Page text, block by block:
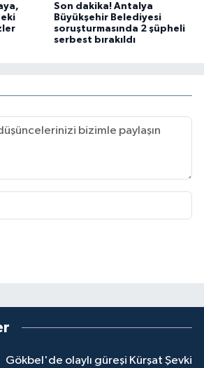
Son dakika! Antalya
Büyükşehir Belediyesi
soruşturmasında 2 şüpheli
serbest bırakıldı
Gökbel'de olaylı güreşi Kürşat Şevki